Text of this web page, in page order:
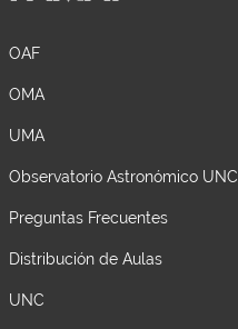
OAF
OMA
UMA
Observatorio Astronómico UNC
Preguntas Frecuentes
Distribución de Aulas
UNC